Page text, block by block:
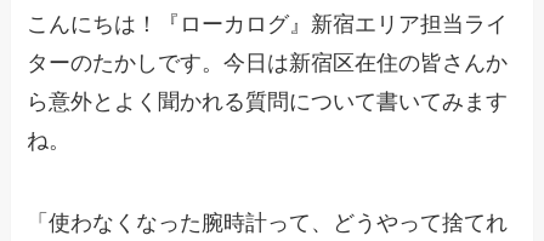
こんにちは！『ローカログ』新宿エリア担当ライ
ターのたかしです。今日は新宿区在住の皆さんか
ら意外とよく聞かれる質問について書いてみます
ね。
「使わなくなった腕時計って、どうやって捨てれ